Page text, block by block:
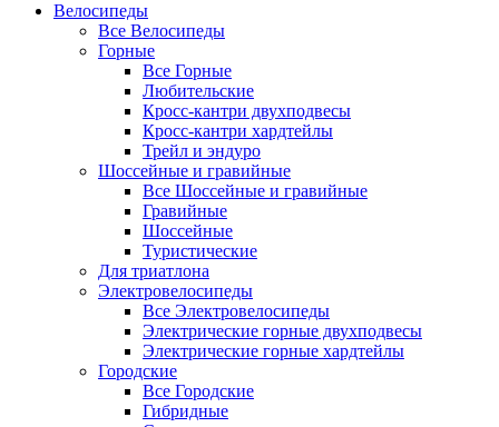
Велосипеды
Все Велосипеды
Горные
Все Горные
Любительские
Кросс-кантри двухподвесы
Кросс-кантри хардтейлы
Трейл и эндуро
Шоссейные и гравийные
Все Шоссейные и гравийные
Гравийные
Шоссейные
Туристические
Для триатлона
Электровелосипеды
Все Электровелосипеды
Электрические горные двухподвесы
Электрические горные хардтейлы
Городские
Все Городские
Гибридные